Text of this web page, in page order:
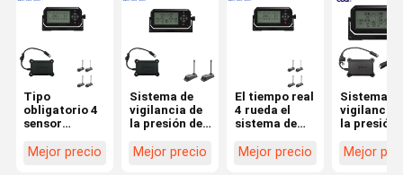
Tipo
obligatorio 4
sensor
advertencia
Mejor precio
Sistema de
vigilancia de
la presión de
del
Mejor precio
El tiempo real
4 rueda el
sistema de
6 presiones
Mejor precio
Sistema de
vigilancia
la presión
de la radio
Mejor